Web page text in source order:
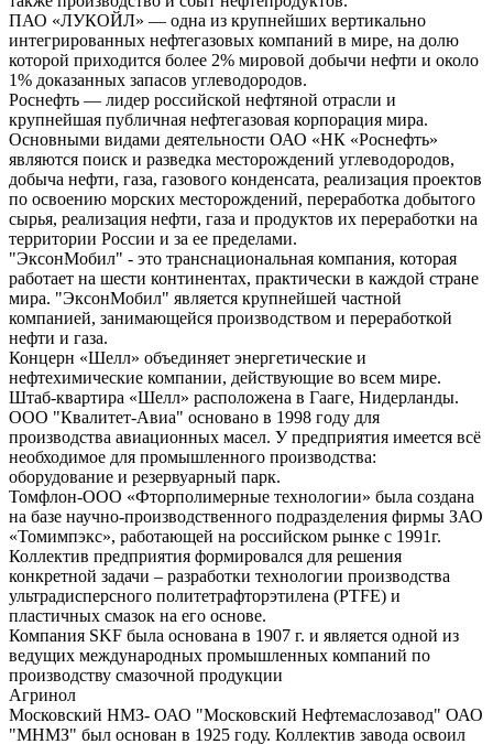
ПАО «ЛУКОЙЛ» — одна из крупнейших вертикально
интегрированных нефтегазовых компаний в мире, на долю
которой приходится более 2% мировой добычи нефти и около
1% доказанных запасов углеводородов.
Роснефть — лидер российской нефтяной отрасли и
крупнейшая публичная нефтегазовая корпорация мира.
Основными видами деятельности ОАО «НК «Роснефть»
являются поиск и разведка месторождений углеводородов,
добыча нефти, газа, газового конденсата, реализация проектов
по освоению морских месторождений, переработка добытого
сырья, реализация нефти, газа и продуктов их переработки на
территории России и за ее пределами.
"ЭксонМобил" - это транснациональная компания, которая
работает на шести континентах, практически в каждой стране
мира. "ЭксонМобил" является крупнейшей частной
компанией, занимающейся производством и переработкой
нефти и газа.
Концерн «Шелл» объединяет энергетические и
нефтехимические компании, действующие во всем мире.
Штаб-квартира «Шелл» расположена в Гааге, Нидерланды.
ООО "Квалитет-Авиа" основано в 1998 году для
производства авиационных масел. У предприятия имеется всё
необходимое для промышленного производства:
оборудование и резервуарный парк.
Томфлон-ООО «Фторполимерные технологии» была создана
на базе научно-производственного подразделения фирмы ЗАО
«Томимпэкс», работающей на российском рынке с 1991г.
Коллектив предприятия формировался для решения
конкретной задачи – разработки технологии производства
ультрадисперсного политетрафторэтилена (PTFE) и
пластичных смазок на его основе.
Компания SKF была основана в 1907 г. и является одной из
ведущих международных промышленных компаний по
производству смазочной продукции
Агринол
Московский НМЗ- ОАО "Московский Нефтемаслозавод" ОАО
"МНМЗ" был основан в 1925 году. Коллектив завода освоил